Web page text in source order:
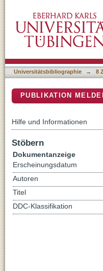
Universitätsbibliographie → 8
PUBLIKATION
Hilfe und Informationen
Stöbern
Dokumentanzeige
Erscheinungsdatum
Autoren
Titel
DDC-Klassifikation